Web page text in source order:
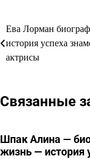
по
записям
Ева Лорман
история успеха
актрисы
Связанные
Шпак Алина —
жизнь — история